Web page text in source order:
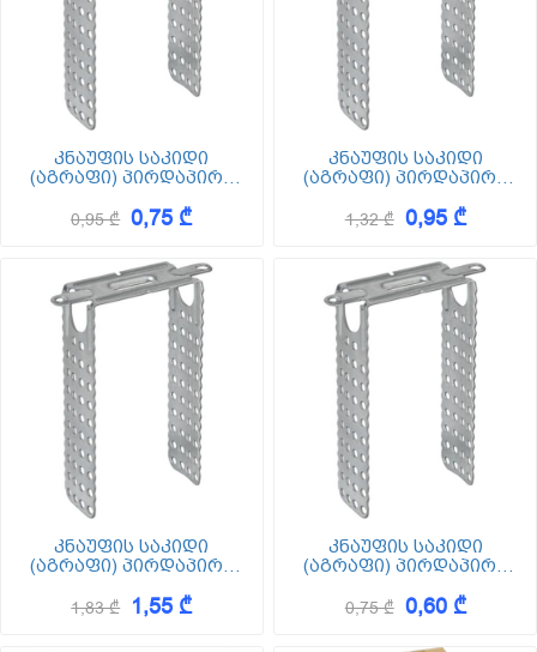
კნაუფის საკიდი
(აგრაფი) პირდაპირი
0,95 ₾ 0,75 ₾
კნაუფის საკიდი
(აგრაფი) პირდაპირი
1,32 ₾ 0,95 ₾
კნაუფის საკიდი
(აგრაფი) პირდაპირი
1,83 ₾ 1,55 ₾
კნაუფის საკიდი
(აგრაფი) პირდაპირი
0,75 ₾ 0,60 ₾